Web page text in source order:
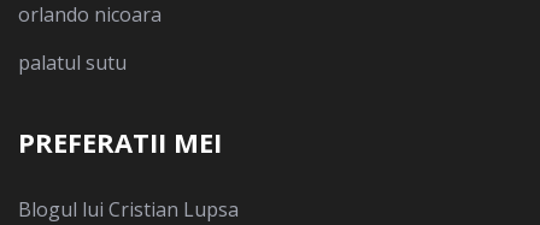
orlando nicoara
palatul sutu
PREFERATII MEI
Blogul lui Cristian Lupsa